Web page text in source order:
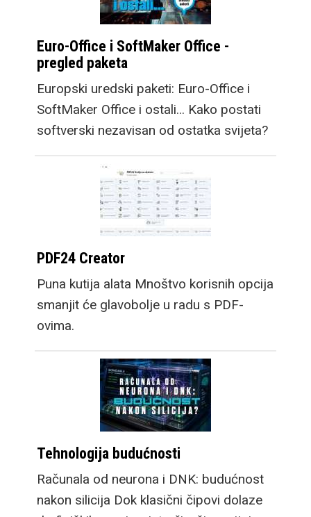
Euro-Office i SoftMaker Office -
pregled paketa
Europski uredski paketi: Euro-Office i
SoftMaker Office i ostali... Kako postati
softverski nezavisan od ostatka svijeta?
PDF24 Creator
Puna kutija alata Mnoštvo korisnih opcija
smanjit će glavobolje u radu s PDF-
ovima.
Tehnologija budućnosti
Računala od neurona i DNK: budućnost
nakon silicija Dok klasični čipovi dolaze